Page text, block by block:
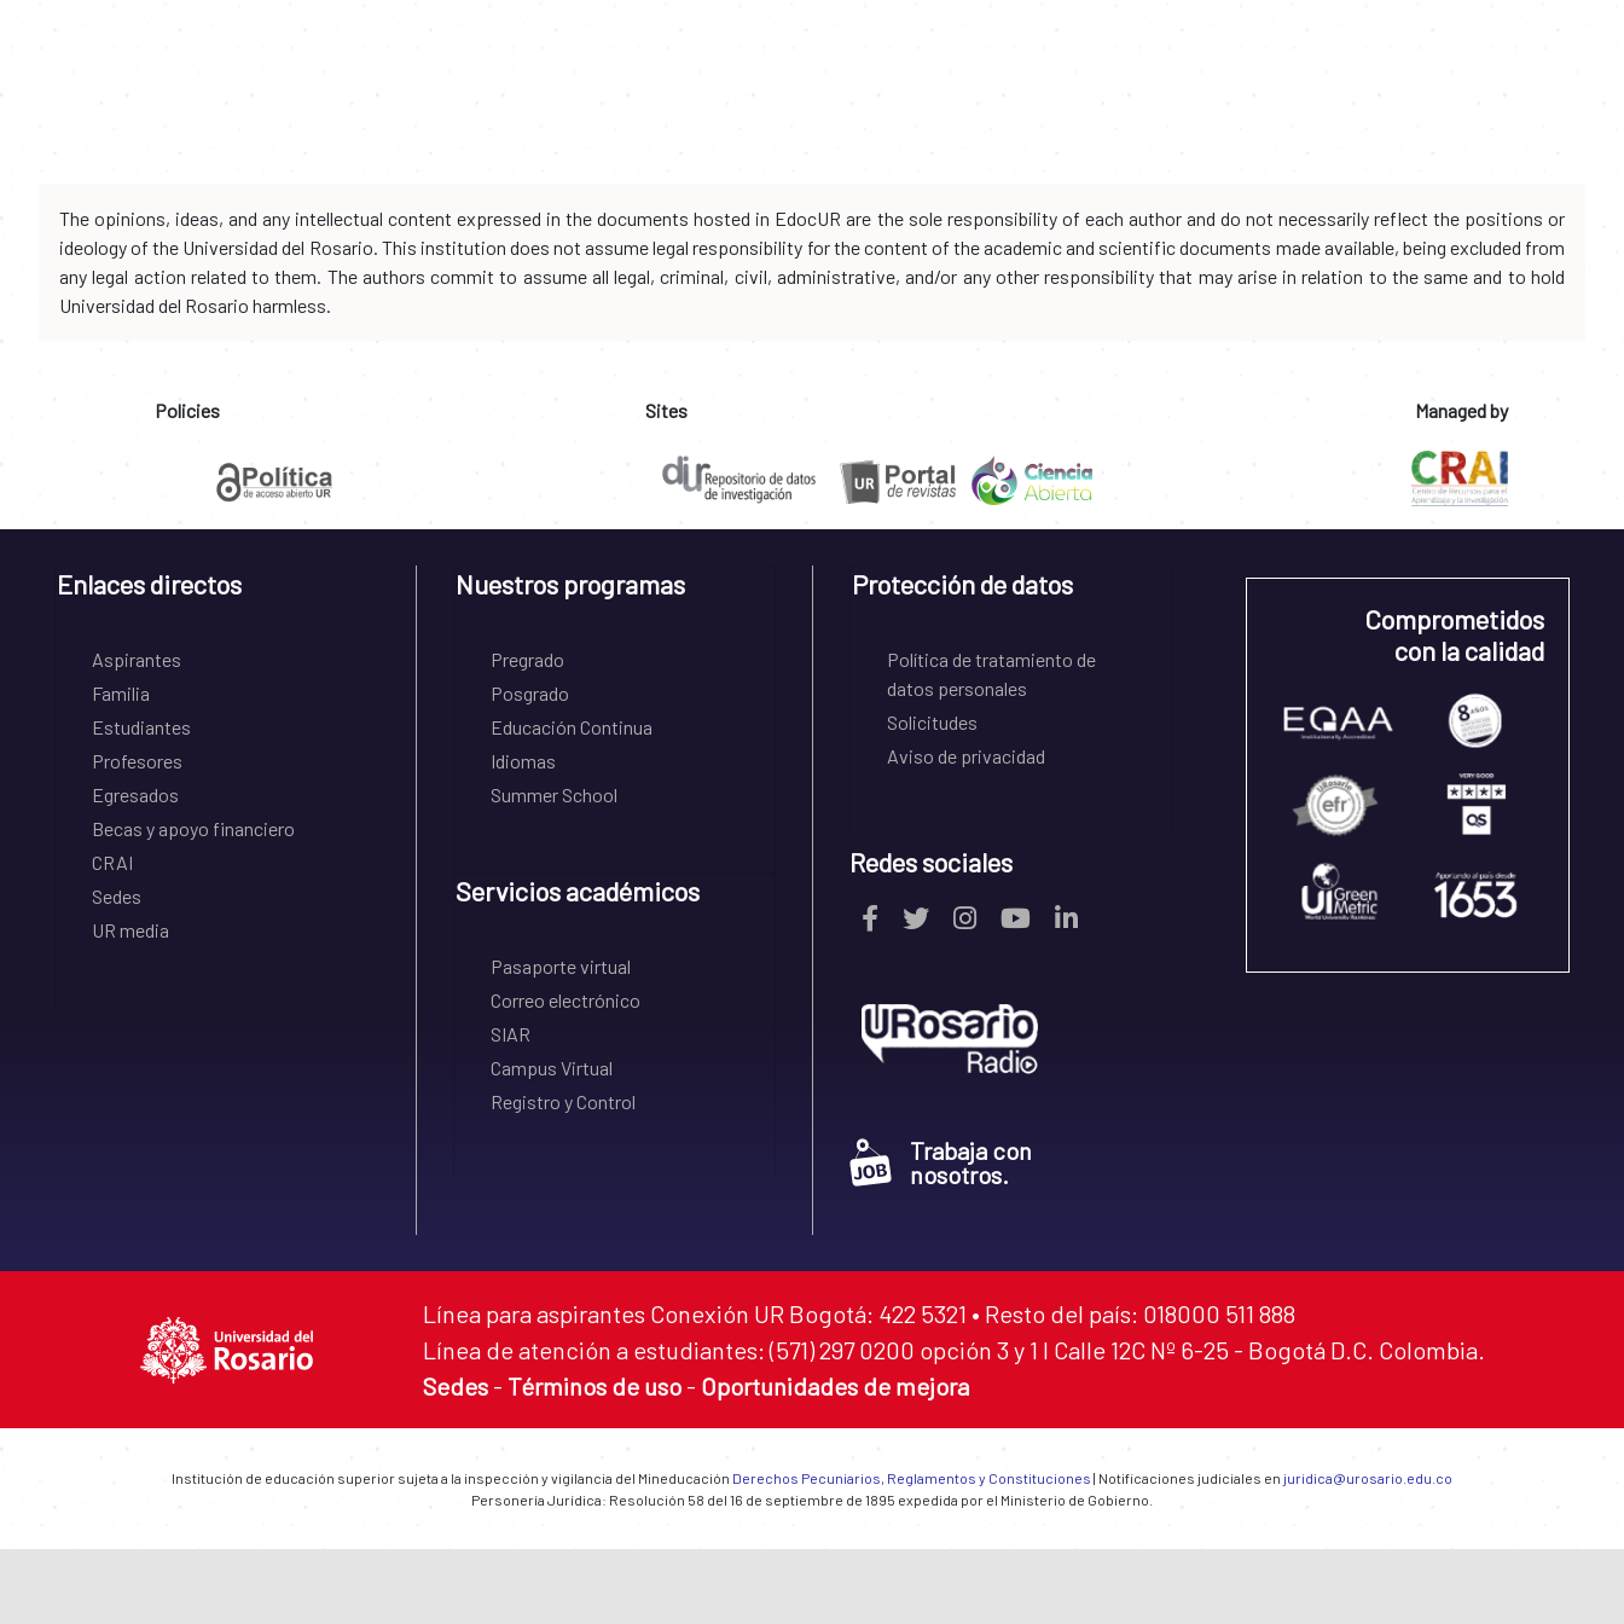
The opinions, ideas, and any intellectual content expressed in the documents hosted in EdocUR are the sole responsibility of each author and do not necessarily reflect the positions or
ideology of the Universidad del Rosario. This institution does not assume legal responsibility for the content of the academic and scientific documents made available, being excluded from
any legal action related to them. The authors commit to assume all legal, criminal, civil, administrative, and/or any other responsibility that may arise in relation to the same and to hold
Universidad del Rosario harmless.
Policies Sites Managed by
Enlaces directos
Aspirantes
Familia
Estudiantes
Profesores
Egresados
Becas y apoyo financiero
CRAI
Sedes
UR media
Nuestros programas
Pregrado
Posgrado
Educación Continua
Idiomas
Summer School
Servicios académicos
Pasaporte virtual
Correo electrónico
SIAR
Campus Virtual
Registro y Control
Protección de datos
Política de tratamiento de
datos personales
Solicitudes
Aviso de privacidad
Redes sociales
Trabaja con
nosotros.
Comprometidos
con la calidad
Línea para aspirantes Conexión UR Bogotá: 422 5321 • Resto del país: 018000 511 888
Línea de atención a estudiantes: (571) 297 0200 opción 3 y 1 I Calle 12C Nº 6-25 - Bogotá D.C. Colombia.
Sedes - Términos de uso - Oportunidades de mejora
Institución de educación superior sujeta a la inspección y vigilancia del Mineducación Derechos Pecuniarios, Reglamentos y Constituciones | Notificaciones judiciales en juridica@urosario.edu.co
Personería Jurídica: Resolución 58 del 16 de septiembre de 1895 expedida por el Ministerio de Gobierno.